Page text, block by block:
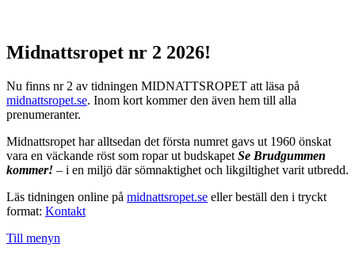
Midnattsropet nr 2 2026!
Nu finns nr 2 av tidningen MIDNATTSROPET att läsa på
midnattsropet.se. Inom kort kommer den även hem till alla
prenumeranter.
Midnattsropet har alltsedan det första numret gavs ut 1960 önskat
vara en väckande röst som ropar ut budskapet Se Brudgummen
kommer! – i en miljö där sömnaktighet och likgiltighet varit utbredd.
Läs tidningen online på midnattsropet.se eller beställ den i tryckt
format: Kontakt
Till menyn